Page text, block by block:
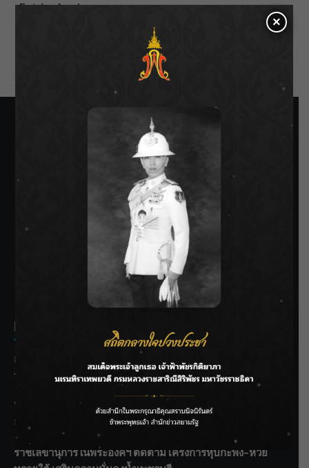
Entries feed
SIAMRATH VARIETY
THE BEST ENTERTAINMENT
Recent Posts
กรมชลฯ รับฟังประชาชน ติดตามแก้ปัญหาโครงการประตู
ระบายน้ำศรีสองรักฯ
‘แมน การิน’ แชร์ความเชื่อชวนคิด! “อยากกินอะไรหลังจาก
ลาโลกนี้ ให้ใส่บาตรสิ่งนั้นไว้ตอนยังมีชีวิต”
ราชเลขานุการในพระองค์ฯ ติดตามโครงการหุบกะพง–ห้วย
×